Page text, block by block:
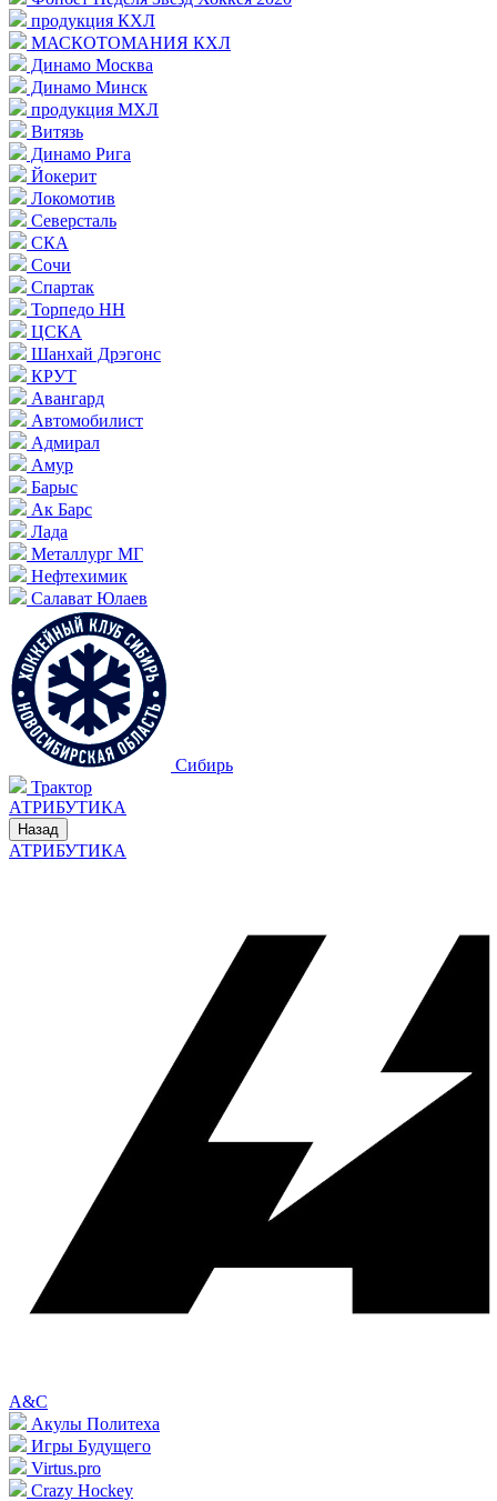
продукция КХЛ
МАСКОТОМАНИЯ КХЛ
Динамо Москва
Динамо Минск
продукция МХЛ
Витязь
Динамо Рига
Йокерит
Локомотив
Северсталь
СКА
Сочи
Спартак
Торпедо НН
ЦСКА
Шанхай Дрэгонс
КРУТ
Авангард
Автомобилист
Адмирал
Амур
Барыс
Ак Барс
Лада
Металлург МГ
Нефтехимик
Салават Юлаев
Сибирь
Трактор
АТРИБУТИКА
Назад
АТРИБУТИКА
A&C
Акулы Политеха
Игры Будущего
Virtus.pro
Crazy Hockey